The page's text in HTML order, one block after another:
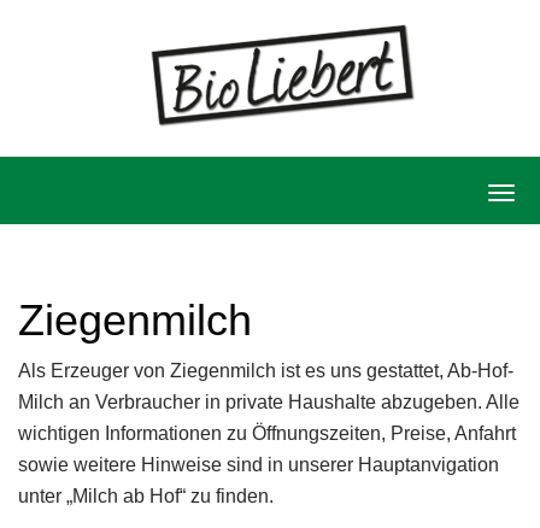
to
content
T
e
n
Ziegenmilch
Als Erzeuger von Ziegenmilch ist es uns gestattet, Ab-Hof-
Milch an Verbraucher in private Haushalte abzugeben. Alle
wichtigen Informationen zu Öffnungszeiten, Preise, Anfahrt
sowie weitere Hinweise sind in unserer Hauptanvigation
unter „Milch ab Hof“ zu finden.